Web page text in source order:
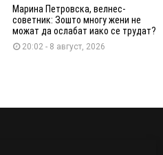
Марина Петровска, велнес-
советник: Зошто многу жени не
можат да ослабат иако се трудат?
20:02 - 8 август, 2026